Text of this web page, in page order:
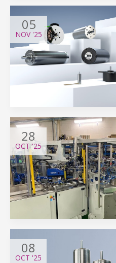
05
NOV'25
28
OCT'25
08
OCT '25